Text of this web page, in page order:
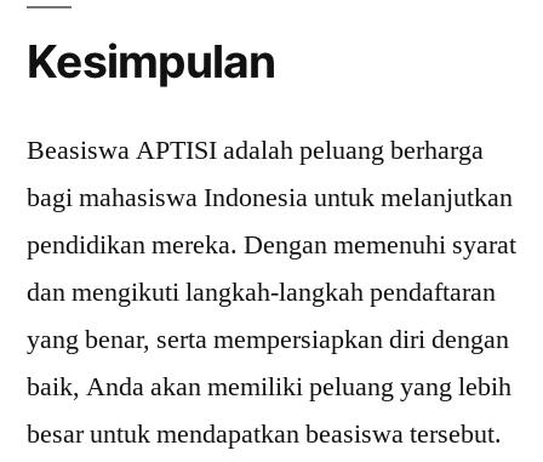
Kesimpulan
Beasiswa APTISI adalah peluang berharga
bagi mahasiswa Indonesia untuk melanjutkan
pendidikan mereka. Dengan memenuhi syarat
dan mengikuti langkah-langkah pendaftaran
yang benar, serta mempersiapkan diri dengan
baik, Anda akan memiliki peluang yang lebih
besar untuk mendapatkan beasiswa tersebut.